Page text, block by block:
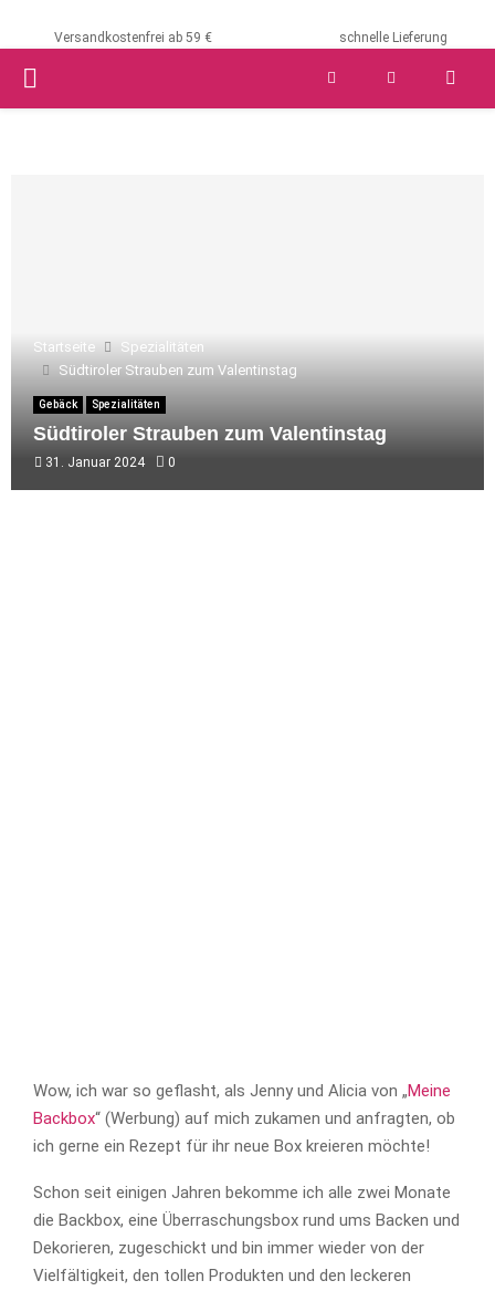
Versandkostenfrei ab 59 € schnelle Lieferung
PRIMARY
Startseite
Spezialitäten
Südtiroler Strauben zum Valentinstag
Gebäck Spezialitäten
Südtiroler Strauben zum Valentinstag
31. Januar 2024 0
Wow, ich war so geflasht, als Jenny und Alicia von „Meine
Backbox“ (Werbung) auf mich zukamen und anfragten, ob
ich gerne ein Rezept für ihr neue Box kreieren möchte!
Schon seit einigen Jahren bekomme ich alle zwei Monate
die Backbox, eine Überraschungsbox rund ums Backen und
Dekorieren, zugeschickt und bin immer wieder von der
Vielfältigkeit, den tollen Produkten und den leckeren